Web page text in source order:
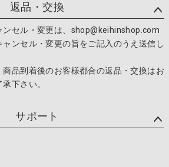
返品・交換
ンセル・変更は、shop@keihinshop.com
ンセル・変更の旨をご記入のうえ送信し
品到着後のお客様都合の返品・交換はお
下さい。
サポート